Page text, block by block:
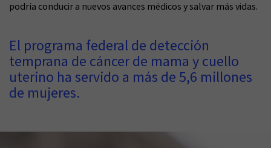
podría conducir a nuevos avances médicos y salvar más vidas.
El programa federal de detección
temprana de cáncer de mama y cuello
uterino ha servido a más de 5,6 millones
de mujeres.